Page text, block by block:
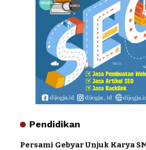
Pendidikan
Persami Gebyar Unjuk Karya